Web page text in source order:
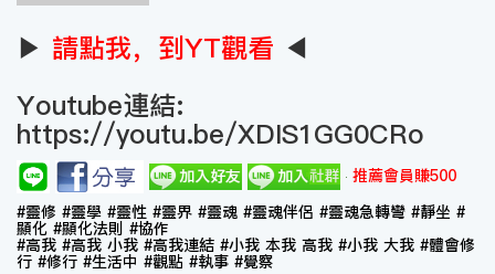
▶ 請點我，到YT觀看 ◀
Youtube連結:
https://youtu.be/XDIS1GG0CRo
推薦會員賺500
#靈修 #靈學 #靈性 #靈界 #靈魂 #靈魂伴侶 #靈魂急轉彎 #靜坐 #
顯化 #顯化法則 #協作
#高我 #高我 小我 #高我連結 #小我 本我 高我 #小我 大我 #體會修
行 #修行 #生活中 #觀點 #執事 #覺察